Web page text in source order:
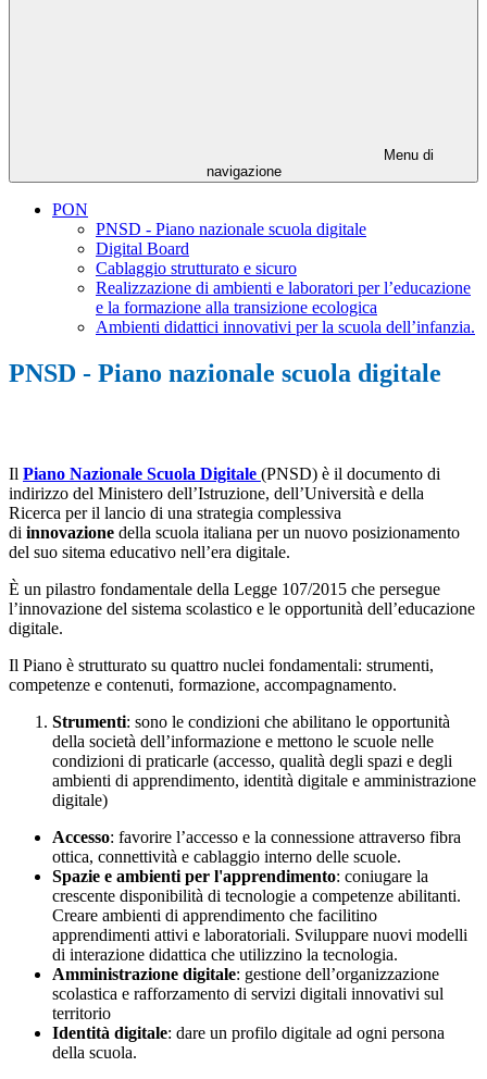
Menu di
navigazione
PON
PNSD - Piano nazionale scuola digitale
Digital Board
Cablaggio strutturato e sicuro
Realizzazione di ambienti e laboratori per l’educazione
e la formazione alla transizione ecologica
Ambienti didattici innovativi per la scuola dell’infanzia.
PNSD - Piano nazionale scuola digitale
Il Piano Nazionale Scuola Digitale (PNSD) è il documento di
indirizzo del Ministero dell’Istruzione, dell’Università e della
Ricerca per il lancio di una strategia complessiva
di innovazione della scuola italiana per un nuovo posizionamento
del suo sitema educativo nell’era digitale.
È un pilastro fondamentale della Legge 107/2015 che persegue
l’innovazione del sistema scolastico e le opportunità dell’educazione
digitale.
Il Piano è strutturato su quattro nuclei fondamentali: strumenti,
competenze e contenuti, formazione, accompagnamento.
Strumenti: sono le condizioni che abilitano le opportunità
della società dell’informazione e mettono le scuole nelle
condizioni di praticarle (accesso, qualità degli spazi e degli
ambienti di apprendimento, identità digitale e amministrazione
digitale)
Accesso: favorire l’accesso e la connessione attraverso fibra
ottica, connettività e cablaggio interno delle scuole.
Spazie e ambienti per l'apprendimento: coniugare la
crescente disponibilità di tecnologie a competenze abilitanti.
Creare ambienti di apprendimento che facilitino
apprendimenti attivi e laboratoriali. Sviluppare nuovi modelli
di interazione didattica che utilizzino la tecnologia.
Amministrazione digitale: gestione dell’organizzazione
scolastica e rafforzamento di servizi digitali innovativi sul
territorio
Identità digitale: dare un profilo digitale ad ogni persona
della scuola.